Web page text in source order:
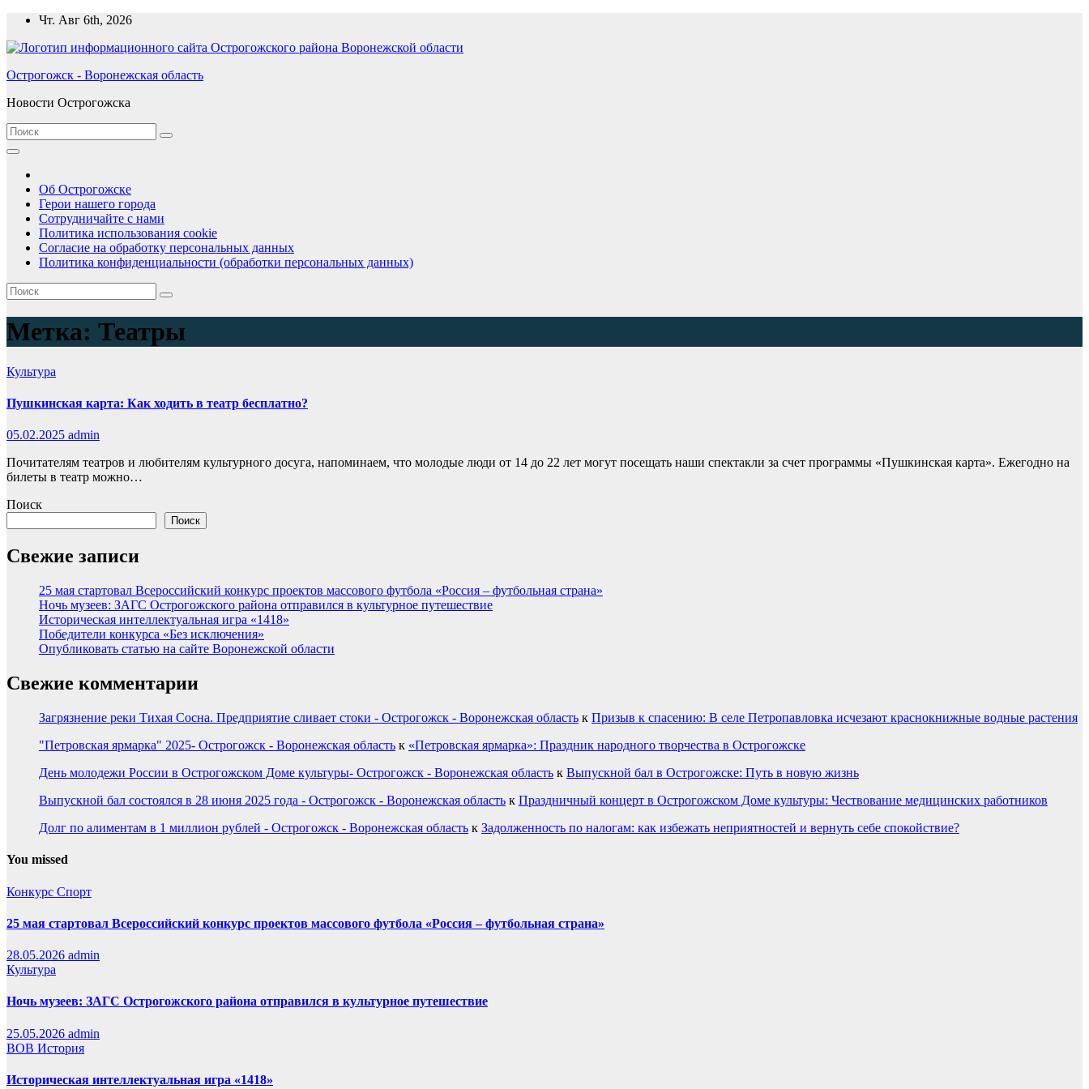
Перейти
содержимому
Чт. Авг 6th, 2026
Острогожск - Воронежская область
Новости Острогожска
Об Острогожске
Герои нашего города
Сотрудничайте с нами
Политика использования cookie
Согласие на обработку персональных данных
Политика конфиденциальности (обработки персональных данных)
Метка: Театры
Культура
Пушкинская карта: Как ходить в театр бесплатно?
05.02.2025 admin
Почитателям театров и любителям культурного досуга, напоминаем, что молодые люди от 14 до 22 лет могут посещать наши спектакли за счет программы «Пушкинская карта». Ежегодно на
билеты в театр можно…
Поиск
Поиск
Свежие записи
25 мая стартовал Всероссийский конкурс проектов массового футбола «Россия – футбольная страна»
Ночь музеев: ЗАГС Острогожского района отправился в культурное путешествие
Историческая интеллектуальная игра «1418»
Победители конкурса «Без исключения»
Опубликовать статью на сайте Воронежской области
Свежие комментарии
Загрязнение реки Тихая Сосна. Предприятие сливает стоки - Острогожск - Воронежская область к Призыв к спасению: В селе Петропавловка исчезают краснокнижные водные растения
"Петровская ярмарка" 2025- Острогожск - Воронежская область к «Петровская ярмарка»: Праздник народного творчества в Острогожске
День молодежи России в Острогожском Доме культуры- Острогожск - Воронежская область к Выпускной бал в Острогожске: Путь в новую жизнь
Выпускной бал состоялся в 28 июня 2025 года - Острогожск - Воронежская область к Праздничный концерт в Острогожском Доме культуры: Чествование медицинских работников
Долг по алиментам в 1 миллион рублей - Острогожск - Воронежская область к Задолженность по налогам: как избежать неприятностей и вернуть себе спокойствие?
You missed
Конкурс Спорт
25 мая стартовал Всероссийский конкурс проектов массового футбола «Россия – футбольная страна»
28.05.2026 admin
Культура
Ночь музеев: ЗАГС Острогожского района отправился в культурное путешествие
25.05.2026 admin
ВОВ История
Историческая интеллектуальная игра «1418»